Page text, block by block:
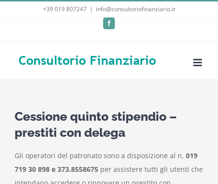
+39 019 807247 | info@consultoriofinanziario.it
Facebook
Cessione quinto stipendio –
prestiti con delega
Gli operatori del patronato sono a disposizione al n. 019
719 30 898 e 373.8558675 per assistere tutti gli utenti che